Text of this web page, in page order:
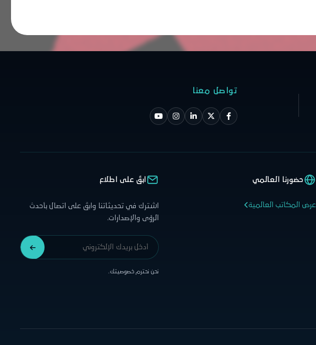
تواصل معنا
حضورنا العالمي
عرض المكاتب العالمية
ابقَ على اطلاع
اشترك في تحديثاتنا وابقَ على اتصال بأحدث
الرؤى والإصدارات.
نحن نحترم خصوصيتك.